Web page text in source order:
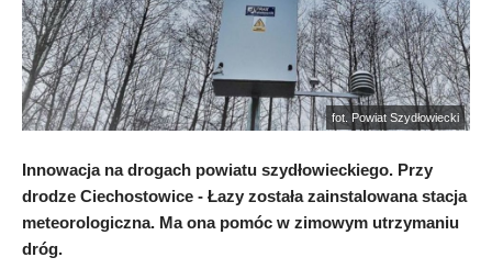
fot. Powiat Szydłowiecki
Innowacja na drogach powiatu szydłowieckiego. Przy
drodze Ciechostowice - Łazy została zainstalowana stacja
meteorologiczna. Ma ona pomóc w zimowym utrzymaniu
dróg.